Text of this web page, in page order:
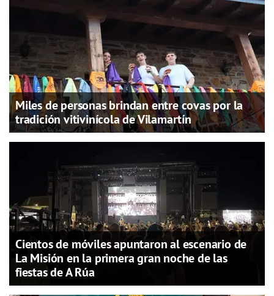
Miles de personas brindan entre covas por la
tradición vitivinícola de Vilamartín
Cientos de móviles apuntaron al escenario de
La Misión en la primera gran noche de las
fiestas de A Rúa